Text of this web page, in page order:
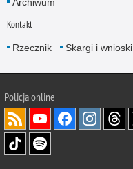
Kontakt
Rzecznik Skargi i wnioski
Policjaonline